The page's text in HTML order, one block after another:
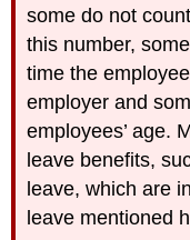
some do not
this number,
time the
employer and
employees’ age.
leave benefits,
leave, which are
leave mentioned